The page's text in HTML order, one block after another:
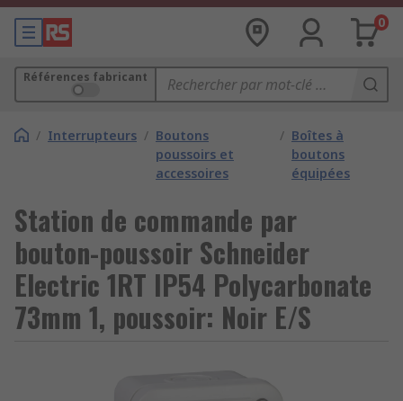
0
Références fabricant
/ Interrupteurs / Boutons
poussoirs et
accessoires
/ Boîtes à
boutons
équipées
Station de commande par
bouton-poussoir Schneider
Electric 1RT IP54 Polycarbonate
73mm 1, poussoir: Noir E/S